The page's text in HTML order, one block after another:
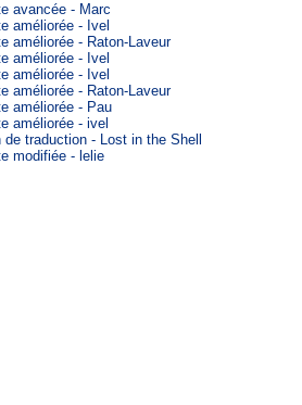
avancée - Marc
améliorée - Ivel
améliorée - Raton-Laveur
améliorée - Ivel
améliorée - Ivel
améliorée - Raton-Laveur
améliorée - Pau
améliorée - ivel
traduction - Lost in the Shell
modifiée - lelie